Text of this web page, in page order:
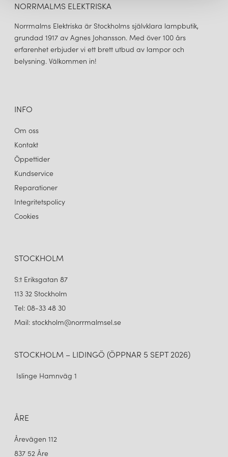
NORRMALMS ELEKTRISKA
Norrmalms Elektriska är Stockholms självklara lampbutik,
grundad 1917 av Agnes Johansson. Med över 100 års
erfarenhet erbjuder vi ett brett utbud av lampor och
belysning. Välkommen in!
INFO
Om oss
Kontakt
Öppettider
Kundservice
Reparationer
Integritetspolicy
Cookies
STOCKHOLM
S:t Eriksgatan 87
113 32 Stockholm
Tel: 08-33 48 30
Mail: stockholm@norrmalmsel.se
STOCKHOLM – LIDINGÖ (ÖPPNAR 5 SEPT 2026)
Islinge Hamnväg 1
ÅRE
Årevägen 112
837 52 Åre